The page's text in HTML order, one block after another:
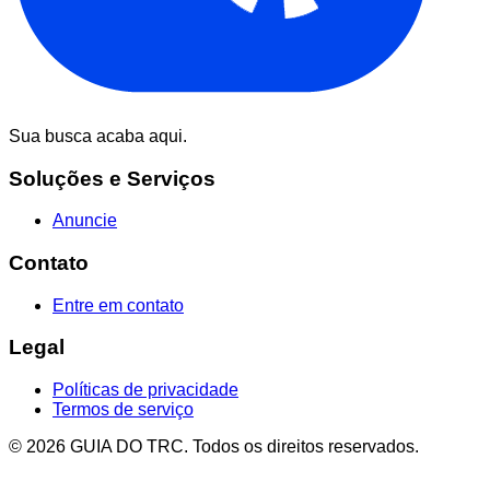
Sua busca acaba aqui.
Soluções e Serviços
Anuncie
Contato
Entre em contato
Legal
Políticas de privacidade
Termos de serviço
© 2026 GUIA DO TRC. Todos os direitos reservados.